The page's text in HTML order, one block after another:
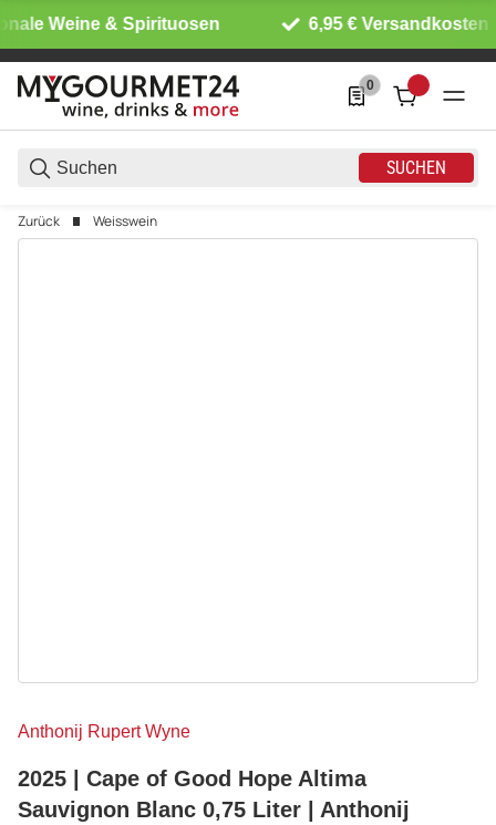
Weine & Spirituosen 6,95 € Versandkosten
SUCHEN
0
0 Produkte in der
Zurück Weisswein
Anthonij Rupert Wyne
2025 | Cape of Good Hope Altima
Sauvignon Blanc 0,75 Liter | Anthonij